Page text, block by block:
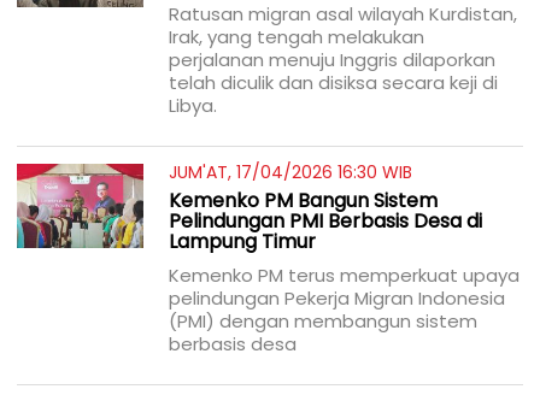
Ratusan migran asal wilayah Kurdistan,
Irak, yang tengah melakukan
perjalanan menuju Inggris dilaporkan
telah diculik dan disiksa secara keji di
Libya.
JUM'AT, 17/04/2026 16:30 WIB
Kemenko PM Bangun Sistem
Pelindungan PMI Berbasis Desa di
Lampung Timur
Kemenko PM terus memperkuat upaya
pelindungan Pekerja Migran Indonesia
(PMI) dengan membangun sistem
berbasis desa